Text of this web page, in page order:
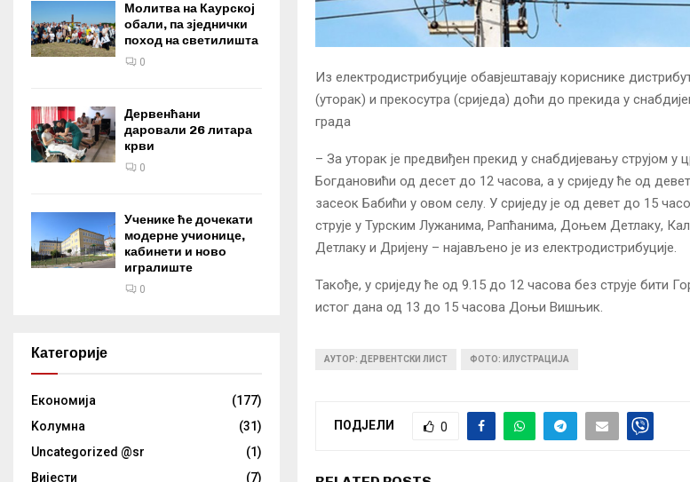
Из електродистрибуције обавјештавају кориснике
(уторак) и прекосутра (сриједа) доћи до прекида у
града
– За уторак је предвиђен прекид у снабдијевању струјом у
Богдановићи од десет до 12 часова, а у сриједу ће од
засеок Бабићи у овом селу. У сриједу је од девет до 15
струје у Турским Лужанима, Рапћанима, Доњем Детлаку,
Детлаку и Дријену – најављено је из електродистрибуције.
Такође, у сриједу ће од 9.15 до 12 часова без струје бити
истог дана од 13 до 15 часова Доњи Вишњик.
АУТОР: ДЕРВЕНТСКИ ЛИСТ ФОТО: ИЛУСТРАЦИЈА
ПОДЈЕЛИ 0
Молитва на Каурској
обали, па зједнички
поход на светилишта
0
Дервенћани
даровали 26 литара
крви
0
Ученике ће дочекати
модерне учионице,
кабинети и ново
игралиште
0
Категорије
Eкономија
(177)
Kолумнa
(31)
Uncategorized @sr
(1)
Вијести
(7)